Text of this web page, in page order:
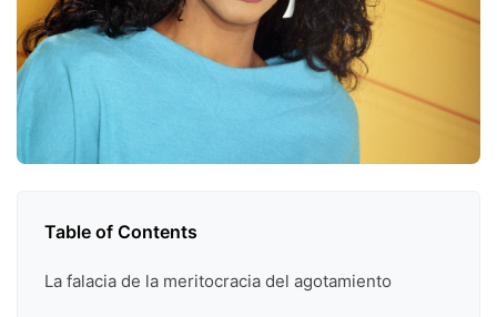
Table of Contents
La falacia de la meritocracia del agotamiento